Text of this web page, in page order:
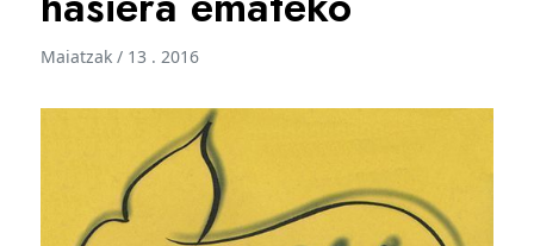
Maiatzak / 13 . 2016